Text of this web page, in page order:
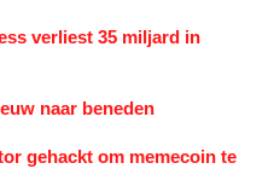
verliest 35 miljard in
naar beneden
gehackt om memecoin te